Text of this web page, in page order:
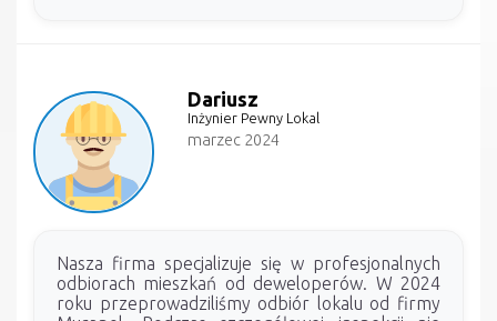
Dariusz
Inżynier Pewny Lokal
marzec 2024
Nasza firma specjalizuje się w profesjonalnych
odbiorach mieszkań od deweloperów. W 2024
roku przeprowadziliśmy odbiór lokalu od firmy